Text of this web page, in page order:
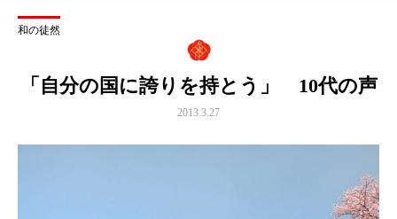
和の徒然
「自分の国に誇りを持とう」 10代の声
2013.3.27